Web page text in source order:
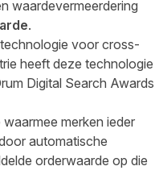
waardevermeerdering
.
voor cross-
heeft deze technologie
Digital Search Awards
merken ieder
automatische
orderwaarde op die